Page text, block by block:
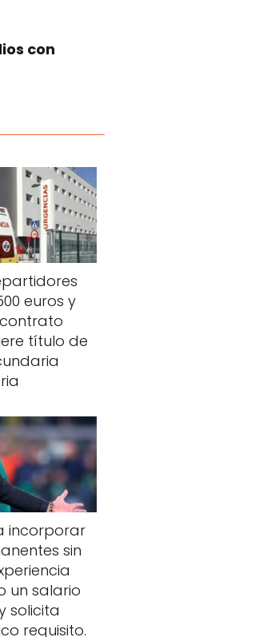
con
euros y
título de
incorporar
sin
un salario
solicita
requisito.